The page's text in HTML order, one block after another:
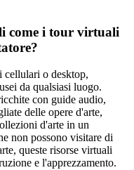
come i tour virtuali
cellulari o desktop,
da qualsiasi luogo.
con guide audio,
delle opere d'arte,
d'arte in un
non possono visitare di
queste risorse virtuali
e l'apprezzamento.